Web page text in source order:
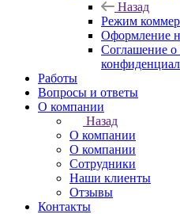
Назад
Режим
Оформление
Соглашение о
Работы
Вопросы и ответы
О компании
Назад
О компании
О компании
Сотрудники
Наши клиенты
Отзывы
Контакты